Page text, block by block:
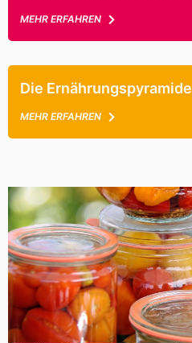
MEHR ERFAHREN
Die Ernährungspyramide
MEHR ERFAHREN